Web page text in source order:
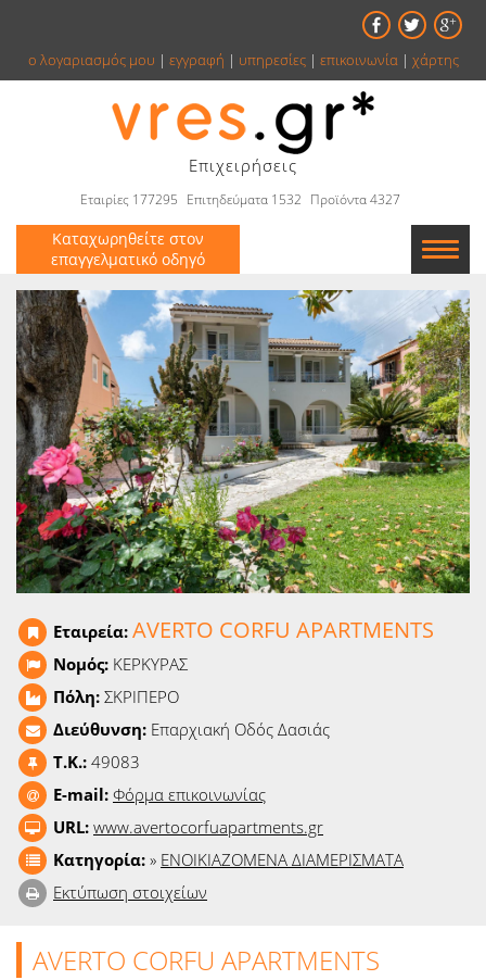
ο λογαριασμός μου | εγγραφή | υπηρεσίες| επικοινωνία| χάρτης
Επιχειρήσεις
Εταιρίες 177295 Επιτηδεύματα 1532 Προϊόντα 4327
Καταχωρηθείτε στον
επαγγελματικό οδηγό
Εταιρείες
Κατάλογος
Αγγελίες
Βιβλία
Ειδήσεις
Παιχνίδια
Ταινίες
Εταιρεία: AVERTO CORFU APARTMENTS
Νομός: ΚΕΡΚΥΡΑΣ
Πόλη: ΣΚΡΙΠΕΡΟ
Διεύθυνση: Επαρχιακή Οδός Δασιάς
T.K.: 49083
E-mail: Φόρμα επικοινωνίας
URL: www.avertocorfuapartments.gr
Κατηγορία: » ΕΝΟΙΚΙΑΖΟΜΕΝΑ ΔΙΑΜΕΡΙΣΜΑΤΑ
Εκτύπωση στοιχείων
AVERTO CORFU APARTMENTS